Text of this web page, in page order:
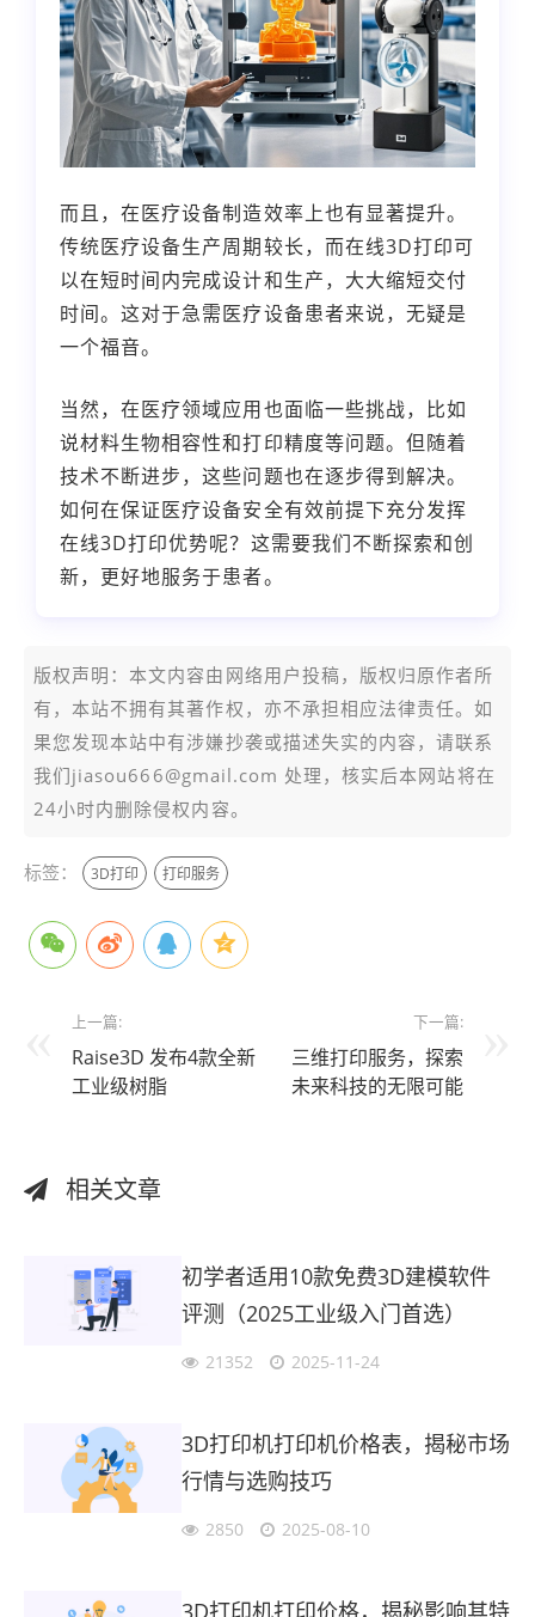
而且，在医疗设备制造效率上也有显著提升。
传统医疗设备生产周期较长，而在线3D打印可
以在短时间内完成设计和生产，大大缩短交付
时间。这对于急需医疗设备患者来说，无疑是
一个福音。
当然，在医疗领域应用也面临一些挑战，比如
说材料生物相容性和打印精度等问题。但随着
技术不断进步，这些问题也在逐步得到解决。
如何在保证医疗设备安全有效前提下充分发挥
在线3D打印优势呢？这需要我们不断探索和创
新，更好地服务于患者。
版权声明：本文内容由网络用户投稿，版权归原作者所
有，本站不拥有其著作权，亦不承担相应法律责任。如
果您发现本站中有涉嫌抄袭或描述失实的内容，请联系
我们jiasou666@gmail.com 处理，核实后本网站将在
24小时内删除侵权内容。
标签： 3D打印 打印服务
上一篇:
Raise3D 发布4款全新
工业级树脂
下一篇:
三维打印服务，探索
未来科技的无限可能
相关文章
初学者适用10款免费3D建模软件
评测（2025工业级入门首选）
21352 2025-11-24
3D打印机打印机价格表，揭秘市场
行情与选购技巧
2850 2025-08-10
3D打印机打印价格，揭秘影响其特